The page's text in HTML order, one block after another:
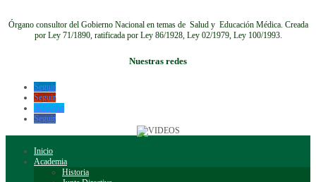
Órgano consultor del Gobierno Nacional en temas de Salud y Educación Médica. Creada
por Ley 71/1890, ratificada por Ley 86/1928, Ley 02/1979, Ley 100/1993.
Nuestras redes
Seguir
Seguir
Seguir
Seguir
Inicio
Academia
Historia